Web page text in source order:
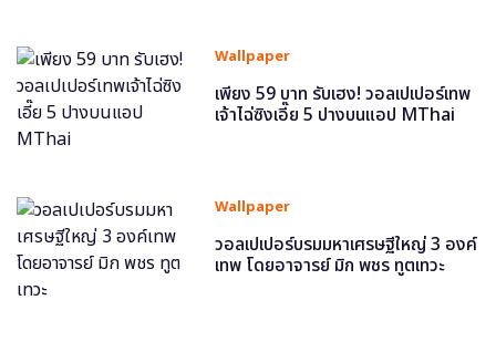
Wallpaper
เพียง 59 บาท รับเฮง! วอลเปเปอร์เทพ
เจ้าไฉ่ซิงเอี๊ย 5 ปางบนแอป MThai
Wallpaper
วอลเปเปอร์บรมมหาเศรษฐีใหญ่ 3 องค์
เทพ โดยอาจารย์ มิก พชร ทูตเทวะ